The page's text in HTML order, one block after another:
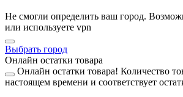
Не смогли определить ваш город.
или используете vpn
Выбрать город
Онлайн остатки товара
Онлайн остатки товара! Количество
настоящем времени и соответствует